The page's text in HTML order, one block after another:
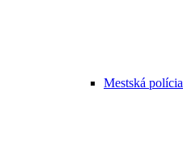
Mestská polícia